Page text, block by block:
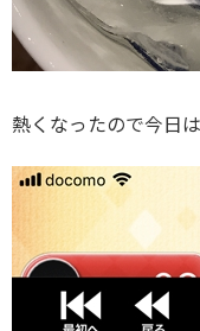
熱くなったので今日